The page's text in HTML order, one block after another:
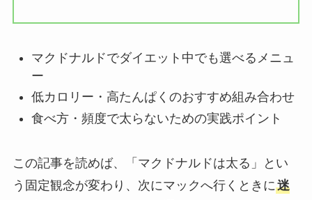
マクドナルドでダイエット中でも選べるメニュ
ー
低カロリー・高たんぱくのおすすめ組み合わせ
食べ方・頻度で太らないための実践ポイント
この記事を読めば、「マクドナルドは太る」とい
う固定観念が変わり、次にマックへ行くときに迷